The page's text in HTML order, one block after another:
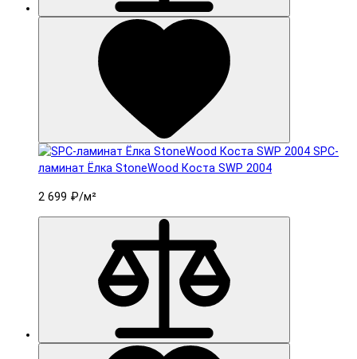
SPC-
ламинат Ëлка StoneWood Коста SWP 2004
2 699 ₽/м²